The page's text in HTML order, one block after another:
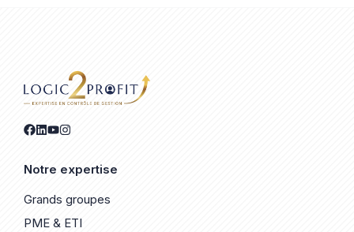
Notre expertise
Grands groupes
PME & ETI